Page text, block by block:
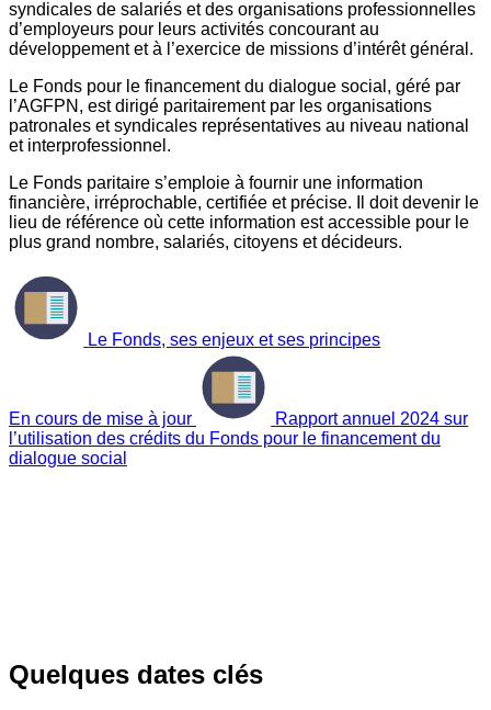
syndicales de salariés et des organisations professionnelles
d’employeurs pour leurs activités concourant au
développement et à l’exercice de missions d’intérêt général.
Le Fonds pour le financement du dialogue social, géré par
l’AGFPN, est dirigé paritairement par les organisations
patronales et syndicales représentatives au niveau national
et interprofessionnel.
Le Fonds paritaire s’emploie à fournir une information
financière, irréprochable, certifiée et précise. Il doit devenir le
lieu de référence où cette information est accessible pour le
plus grand nombre, salariés, citoyens et décideurs.
Le Fonds, ses enjeux et ses principes
En cours de mise à jour
Rapport annuel 2024 sur
l’utilisation des crédits du Fonds pour le financement du
dialogue social
Quelques dates clés